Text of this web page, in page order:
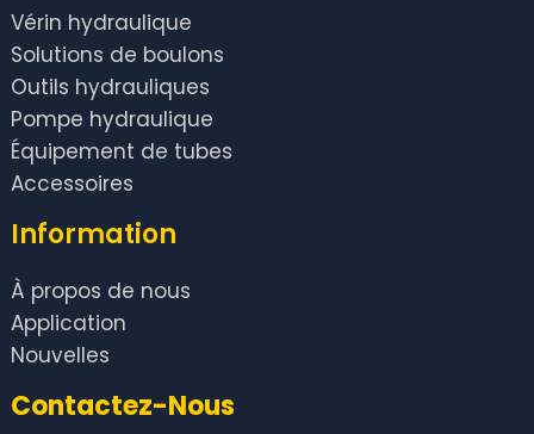
Vérin hydraulique
Solutions de boulons
Outils hydrauliques
Pompe hydraulique
Équipement de tubes
Accessoires
Information
À propos de nous
Application
Nouvelles
Contactez-Nous